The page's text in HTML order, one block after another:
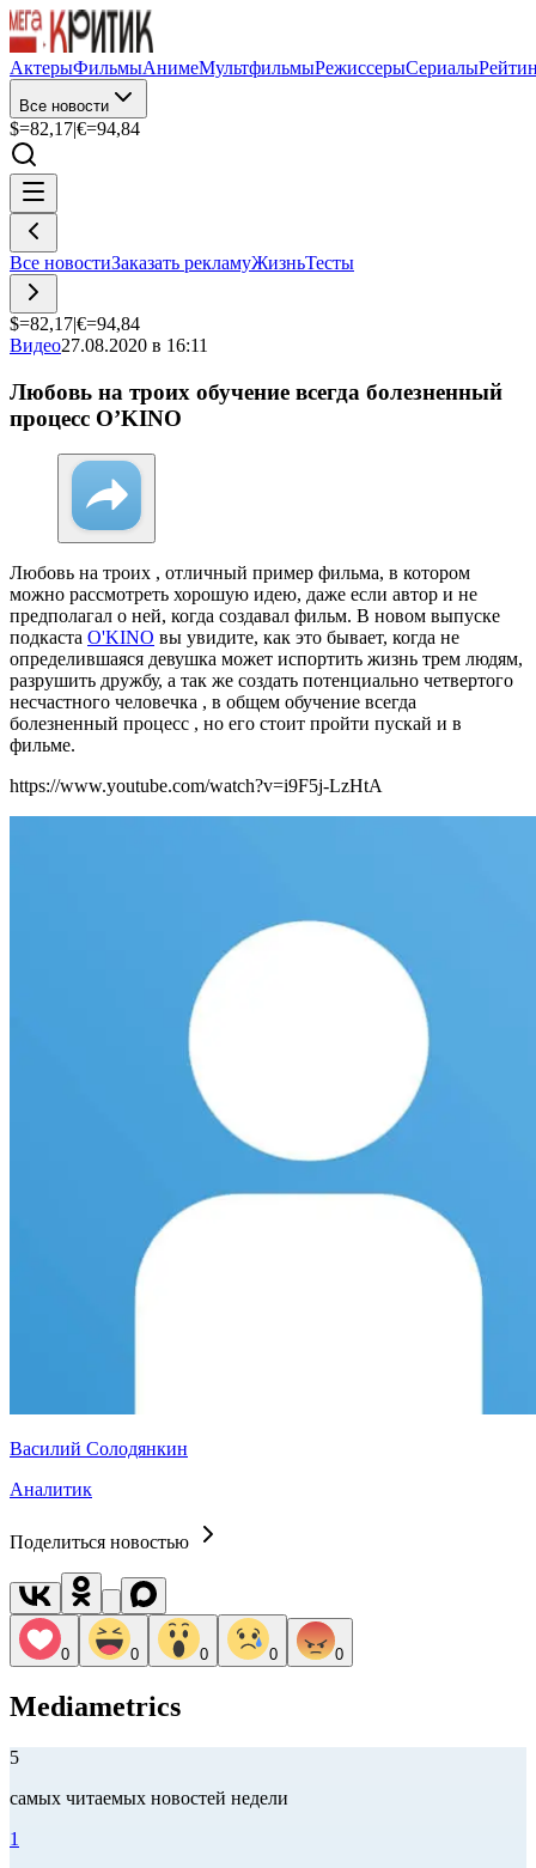
АктерыФильмыАнимеМультфильмыРежиссерыСериалы
Все новости
$=82,17|€=94,84
Все новостиЗаказать рекламуЖизньТесты
$=82,17|€=94,84
Видео27.08.2020 в 16:11
Любовь на троих обучение всегда болезненный
процесс O’KINO
Любовь на троих , отличный пример фильма, в котором
можно рассмотреть хорошую идею, даже если автор и не
предполагал о ней, когда создавал фильм. В новом выпуске
подкаста O'KINO вы увидите, как это бывает, когда не
определившаяся девушка может испортить жизнь трем людям,
разрушить дружбу, а так же создать потенциально четвертого
несчастного человечка , в общем обучение всегда
болезненный процесс , но его стоит пройти пускай и в
фильме.
https://www.youtube.com/watch?v=i9F5j-LzHtA
Василий Солодянкин
Аналитик
Поделиться новостью
0 0 0 0 0
Mediametrics
5
самых читаемых новостей недели
1